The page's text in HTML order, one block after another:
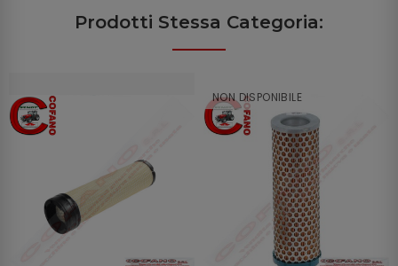
Prodotti Stessa Categoria:
NON DISPONIBILE